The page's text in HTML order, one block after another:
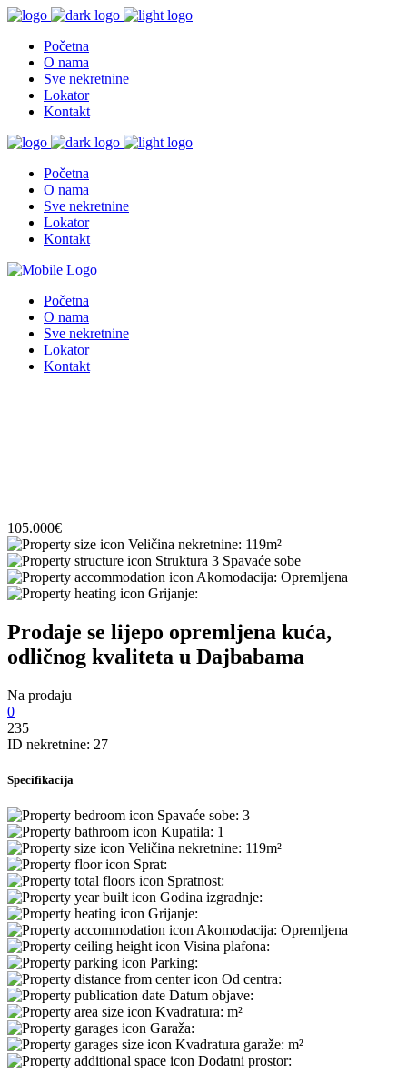
Početna
O nama
Sve nekretnine
Lokator
Kontakt
Početna
O nama
Sve nekretnine
Lokator
Kontakt
Početna
O nama
Sve nekretnine
Lokator
Kontakt
105.000€
Veličina nekretnine: 119m²
Struktura 3 Spavaće sobe
Akomodacija: Opremljena
Grijanje:
Prodaje se lijepo opremljena kuća,
odličnog kvaliteta u Dajbabama
Na prodaju
0
235
ID nekretnine: 27
Specifikacija
Spavaće sobe: 3
Kupatila: 1
Veličina nekretnine: 119m²
Sprat:
Spratnost:
Godina izgradnje:
Grijanje:
Akomodacija: Opremljena
Visina plafona:
Parking:
Od centra:
Datum objave:
Kvadratura: m²
Garaža:
Kvadratura garaže: m²
Dodatni prostor: